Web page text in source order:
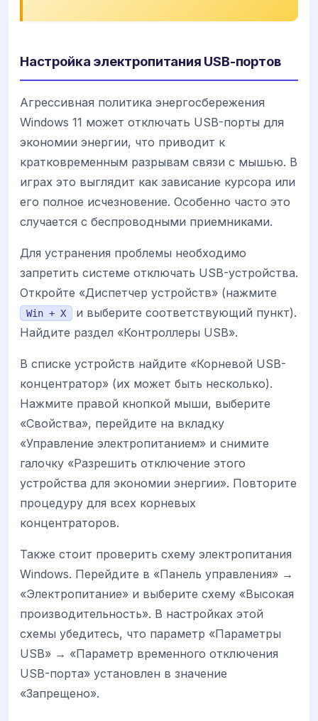
Настройка электропитания USB-портов
Агрессивная политика энергосбережения
Windows 11 может отключать USB-порты для
экономии энергии, что приводит к
кратковременным разрывам связи с мышью. В
играх это выглядит как зависание курсора или
его полное исчезновение. Особенно часто это
случается с беспроводными приемниками.
Для устранения проблемы необходимо
запретить системе отключать USB-устройства.
Откройте «Диспетчер устройств» (нажмите
Win + X
и выберите соответствующий пункт).
Найдите раздел «Контроллеры USB».
В списке устройств найдите «Корневой USB-
концентратор» (их может быть несколько).
Нажмите правой кнопкой мыши, выберите
«Свойства», перейдите на вкладку
«Управление электропитанием» и снимите
галочку «Разрешить отключение этого
устройства для экономии энергии». Повторите
процедуру для всех корневых
концентраторов.
Также стоит проверить схему электропитания
Windows. Перейдите в «Панель управления» →
«Электропитание» и выберите схему «Высокая
производительность». В настройках этой
схемы убедитесь, что параметр «Параметры
USB» → «Параметр временного отключения
USB-порта» установлен в значение
«Запрещено».